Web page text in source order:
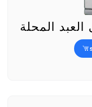
المحلة